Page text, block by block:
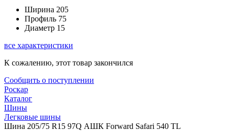
Ширина 205
Профиль 75
Диаметр 15
все характеристики
К сожалению, этот товар закончился
Сообщить о поступлении
Роскар
Каталог
Шины
Легковые шины
Шина 205/75 R15 97Q АШК Forward Safari 540 TL